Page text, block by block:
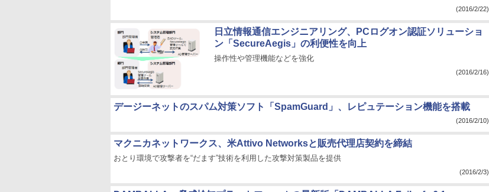
(2016/2/22)
日立情報通信エンジニアリング、PCログオン認証ソリューショ
ン「SecureAegis」の利便性を向上
操作性や管理機能などを強化
(2016/2/16)
デージーネットのスパム対策ソフト「SpamGuard」、レピュテーション機能を搭載
(2016/2/10)
マクニカネットワークス、米Attivo Networksと販売代理店契約を締結
おとり環境で攻撃者を“だます”技術を利用した攻撃対策製品を提供
(2016/2/3)